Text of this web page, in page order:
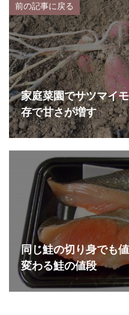
前の記事に戻る
家庭菜園でサツマイ
存で甘さが増す
同じ鮭の切り身でも
変わる鮭の値段